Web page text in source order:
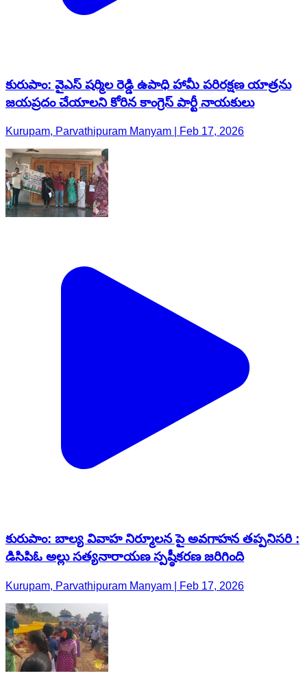
కురుపాం: వైఎస్ షర్మిల రెడ్డి ఉపాధి హామీ పరిరక్షణ యాత్రను
జయప్రదం చేయాలని కోరిన కాంగ్రెస్ పార్టీ నాయకులు
Kurupam, Parvathipuram Manyam | Feb 17, 2026
కురుపాం: బాల్య వివాహ నిర్మూలన పై అవగాహన తప్పనిసరి :
డిసిపిఓ అల్లు సత్యనారాయణ స్పష్ఠీకరణ జరిగింది
Kurupam, Parvathipuram Manyam | Feb 17, 2026